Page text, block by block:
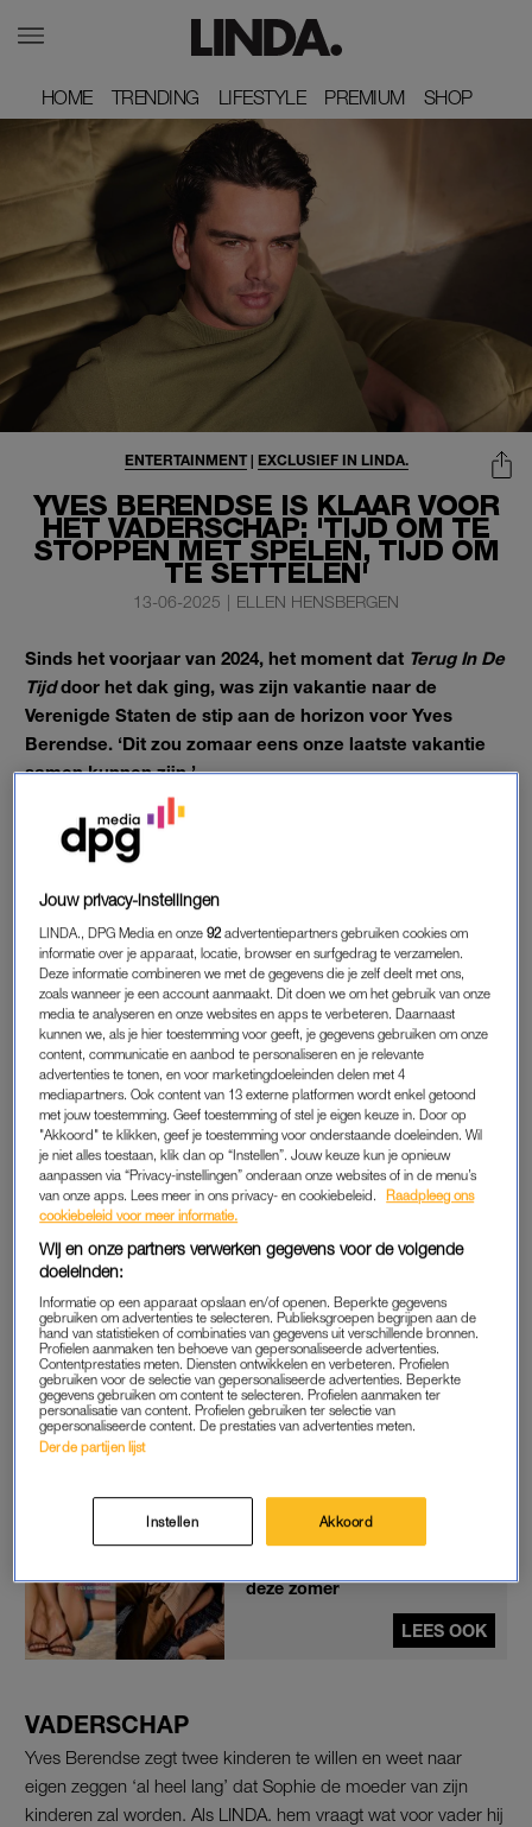
HOME
HOME TRENDING
TRENDING LIFESTYLE
LIFESTYLE PREMIUM
PREMIUM SHOP
SHOP
YVES BERENDSE IS KLAAR VOOR
HET VADERSCHAP: 'TIJD OM TE
STOPPEN MET SPELEN, TIJD OM
TE SETTELEN'
ENTERTAINMENT| EXCLUSIEF IN LINDA.
13-06-2025 | ELLEN HENSBERGEN
Sinds het voorjaar van 2024, het moment dat Terug In De
Tijddoor het dak ging, was zijn vakantie naar de
Verenigde Staten de stip aan de horizon voor Yves
Berendse. ‘Dit zou zomaar eens onze laatste vakantie
samen kunnen zijn.’
In het LINDA. IS OP VAKANTIEBOEK lees je
interview met de zanger.
BESTEL HIER JOUW EXEMPLAAR
VAKANTIE
Bijna een maand lang reisde Yves door de Verenigde Staten,
afgetopt met een weekje Curaçao. “Eindelijk weer tijd
doorbrengen met Sophie”, vertelt hij. “Dat was echt fijn, want
ik ga het niet zwaarder maken dan het is, maar ze verdiende
het echt. Ik heb haar het afgelopen jaar namelijk veel minder
gezien dan normaal. Die vakantie kwam dus als geroepen,
ook omdat ik niet onder stoelen of banken heb gestoken dat
dit zomaar eens onze laatste vakantie samen kon zijn. We
“Tot voor anderhalf jaar was er nog wel altijd een hunkering
naar vrijheid, feesten, uitgaan met vrienden. Dat gevoel is
inmiddels verdwenen”, vervolgt hij. “Ik heb een fantastische
vriendin, dus het is tijd om te stoppen met spelen, tijd om te
settelen.”
Ligstoel, zonnebrand en het
LINDA. IS OP VAKANTIEBOEK:
deze zomer
LEES OOK
VADERSCHAP
Yves Berendse zegt twee kinderen te willen en weet naar
eigen zeggen ‘al heel lang’ dat Sophie de moeder van zijn
kinderen zal worden. Als LINDA. hem vraagt wat voor vader hij
Jouw privacy-instellingen
LINDA., DPG Media en onze92 advertentiepartners gebruiken cookies om
informatie over je apparaat, locatie, browser en surfgedrag te verzamelen.
Deze informatie combineren we met de gegevens die je zelf deelt met ons,
zoals wanneer je een account aanmaakt. Dit doen we om het gebruik van onze
media te analyseren en onze websites en apps te verbeteren. Daarnaast
kunnen we, als je hier toestemming voor geeft, je gegevens gebruiken om onze
content, communicatie en aanbod te personaliseren en je relevante
advertenties te tonen, en voor marketingdoeleinden delen met 4
mediapartners. Ook content van 13 externe platformen wordt enkel getoond
met jouw toestemming. Geef toestemming of stel je eigen keuze in. Door op
"Akkoord" te klikken, geef je toestemming voor onderstaande doeleinden. Wil
je niet alles toestaan, klik dan op “Instellen”. Jouw keuze kun je opnieuw
aanpassen via “Privacy-instellingen” onderaan onze websites of in de menu’s
van onze apps. Lees meer in ons privacy- en cookiebeleid.
Raadpleeg ons
cookiebeleid voor meer informatie.
Wij en onze partners verwerken gegevens voor de volgende
doeleinden:
Informatie op een apparaat opslaan en/of openen. Beperkte gegevens
gebruiken om advertenties te selecteren. Publieksgroepen begrijpen aan de
hand van statistieken of combinaties van gegevens uit verschillende bronnen.
Profielen aanmaken ten behoeve van gepersonaliseerde advertenties.
Contentprestaties meten. Diensten ontwikkelen en verbeteren. Profielen
gebruiken voor de selectie van gepersonaliseerde advertenties. Beperkte
gegevens gebruiken om content te selecteren. Profielen aanmaken ter
personalisatie van content. Profielen gebruiken ter selectie van
gepersonaliseerde content. De prestaties van advertenties meten.
Derde partijen lijst
Instellen Akkoord